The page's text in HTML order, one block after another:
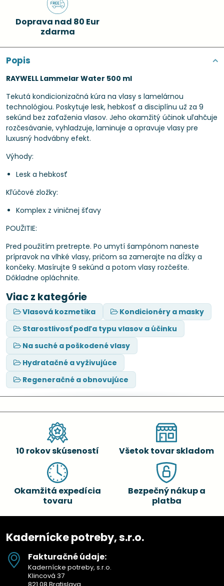
Doprava nad 80 Eur
zdarma
Popis
RAYWELL Lammelar Water 500 ml
Tekutá kondicionizačná kúra na vlasy s lamelárnou
technológiou. Poskytuje lesk, hebkosť a disciplínu už za 9
sekúnd bez zaťaženia vlasov. Jeho okamžitý účinok uľahčuje
rozčesávanie, vyhladzuje, laminuje a opravuje vlasy pre
luxusný hodvábny efekt.
Výhody:
Lesk a hebkosť
Kľúčové zložky:
Komplex z viničnej šťavy
POUŽITIE:
Pred použitím pretrepte. Po umytí šampónom naneste
prípravok na vlhké vlasy, pričom sa zamerajte na dĺžky a
končeky. Masírujte 9 sekúnd a potom vlasy rozčešte.
Dôkladne opláchnite.
Viac z kategórie
Vlasová kozmetika
Kondicionéry a masky
Starostlivosť podľa typu vlasov a účinku
Na suché a poškodené vlasy
Hydratačné a vyživujúce
Regeneračné a obnovujúce
10 rokov skúseností Všetok tovar skladom
Okamžitá expedícia
tovaru
Bezpečný nákup a
platba
Kadernícke potreby, s.r.o.
Fakturačné údaje:
Kadernícke potreby, s.r.o.
Klincová 37